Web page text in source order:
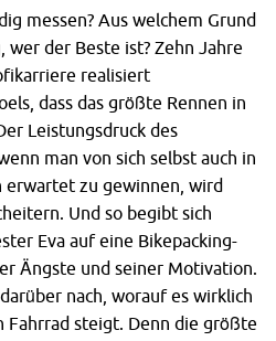
messen? Aus welchem Grund
wer der Beste ist? Zehn Jahre
realisiert
dass das größte Rennen in
Leistungsdruck des
man von sich selbst auch in
erwartet zu gewinnen, wird
Und so begibt sich
Eva auf eine Bikepacking-
Ängste und seiner Motivation.
nach, worauf es wirklich
Fahrrad steigt. Denn die größte